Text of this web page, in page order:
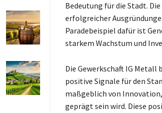
Bedeutung für die Stadt.
erfolgreicher
Paradebeispiel dafür ist
starkem Wachstum und
Die Gewerkschaft IG
positive Signale für den
maßgeblich von
geprägt sein wird. Diese